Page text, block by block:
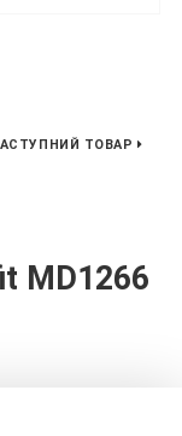
ТОВАР
MD1266